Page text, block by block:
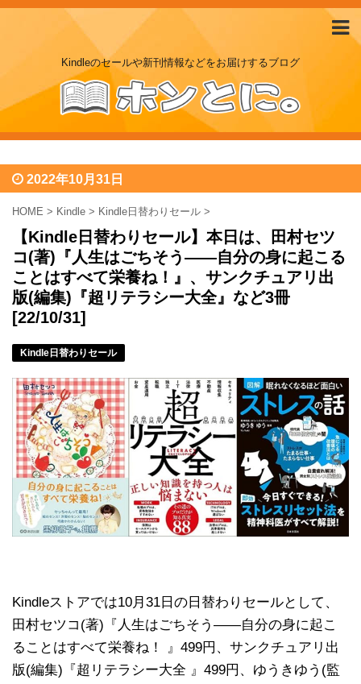
Kindleのセールや新刊情報などをお届けするブログ
2022年10月31日
HOME > Kindle > Kindle日替わりセール >
【Kindle日替わりセール】本日は、田村セツ
コ(著)『人生はごちそう――自分の身に起こる
ことはすべて栄養ね！』、サンクチュアリ出
版(編集)『超リテラシー大全』など3冊
[22/10/31]
Kindle日替わりセール
Kindleストアでは10月31日の日替わりセールとして、
田村セツコ(著)『人生はごちそう――自分の身に起こ
ることはすべて栄養ね！ 』499円、サンクチュアリ出
版(編集)『超リテラシー大全 』499円、ゆうきゆう(監